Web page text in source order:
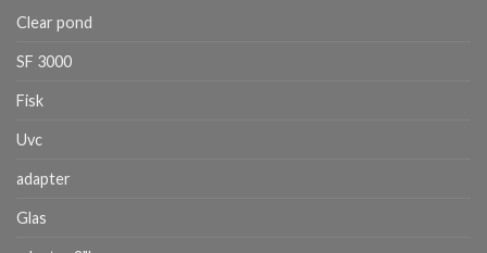
Clear pond
SF 3000
Fisk
Uvc
adapter
Glas